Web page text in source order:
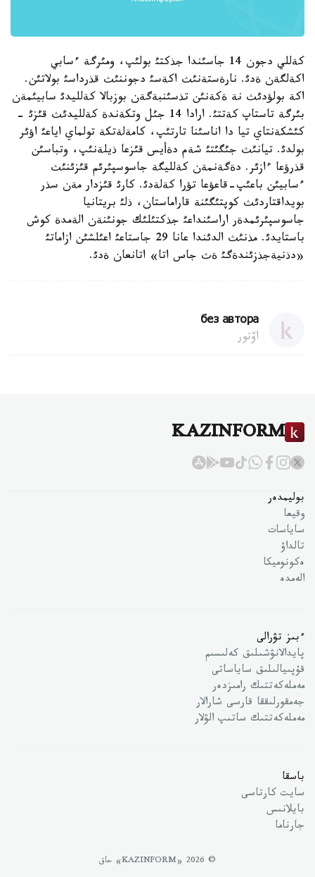
كةللي دجون 14 جاسئندا جذكتئ بولئپ، ومئرگة ءسابي
اكةلگةن ةدئ. نارةستةنئث اكةسئ دجوننئث قذرداسئ بولاتئن.
اكة بولؤدئث نة ةكةنئن تذسئنبةگةن بوزبالا كةلليدئ سابيئمةن
بئرگة تاستاپ كةتتئ. ارادا 14 جئل وتكةندة كةلليدئث قئزئ -
كئشكةنتاي تيا دا اناسئنا تارتئپ، كامةلةتكة تولماي اياعئ اؤئر
بولدئ. تيانئث جئگئتئ شةم دةأيس قئزعا ذيلةنئپ، وتباسئن
قذرؤعا ءازئر. دةگةنمةن كةلليگة جاسوسپئرئم قئزئنئث
ءسابيئن باعئپ-قاعؤعا تؤرا كةلةدئ. كارئ قئزدار مةن سذر
بويداقتاردئث كوپتئگئنة قاراماستان، ذلئ بريتانيا
جاسوسپئرئمدةر اراسئنداعئ جذكتئلئك جونئنةن الةمدة كوش
باستايدئ. مذنئث الدئندا عانا 29 جاستاعئ اعئلشئن ازاماتئ
«دذنيةجذزئندةگئ ةث جاس اتا» اتانعان ةدئ.
без автора
اۆتور
KAZINFORM
بوليمدەر
وقيعا
ساياسات
تالداۋ
ەكونوميكا
الەمدە
ءبىز تۋرالى
پايدالانۋشىلىق كەلىسىم
قۇپىيالىلىق ساياساتى
مەملەكەتتىك رامىزدەر
جەمقورلىققا قارسى شارالار
مەملەكەتتىك ساتىپ الۋلار
باسقا
سايت كارتاسى
بايلانىس
جارناما
© 2026 «KAZINFORM» حاق